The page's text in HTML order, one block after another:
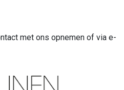
met ons opnemen of via e-